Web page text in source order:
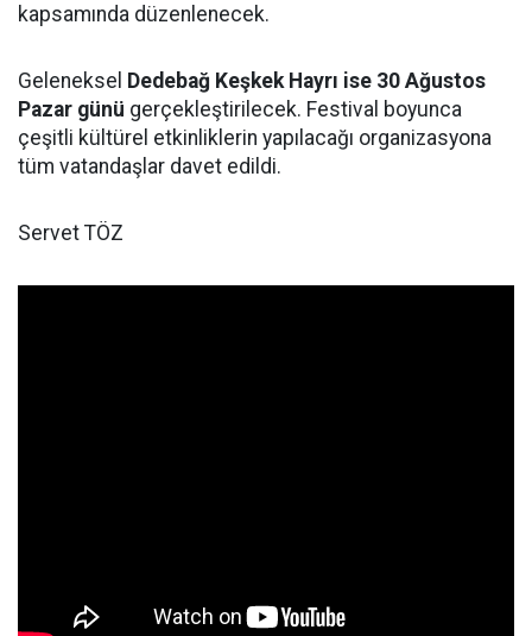
kapsamında düzenlenecek.
Geleneksel Dedebağ Keşkek Hayrı ise 30 Ağustos
Pazar günü gerçekleştirilecek. Festival boyunca
çeşitli kültürel etkinliklerin yapılacağı organizasyona
tüm vatandaşlar davet edildi.
Servet TÖZ